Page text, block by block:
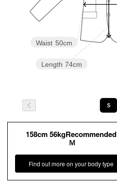
Length 74cm
Waist 50cm
Ｓ
158cm 56kgRecommended
Ｍ
Find out more on your body type